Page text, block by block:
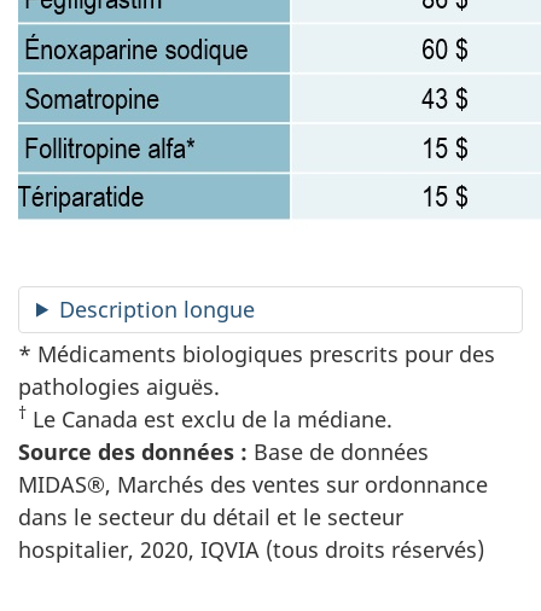
Description longue
* Médicaments biologiques prescrits pour des
pathologies aiguës.
† Le Canada est exclu de la médiane.
Source des données : Base de données
MIDAS®, Marchés des ventes sur ordonnance
dans le secteur du détail et le secteur
hospitalier, 2020, IQVIA (tous droits réservés)